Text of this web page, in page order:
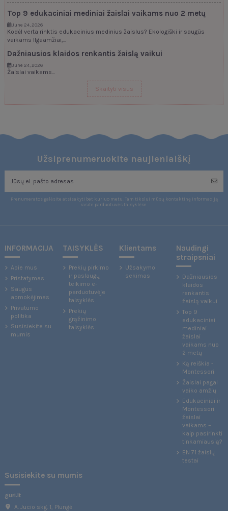
Top 9 edukaciniai mediniai žaislai vaikams nuo 2 metų
June 24, 2026
Kodėl verta rinktis edukacinius medinius žaislus? Ekologiški ir saugūs
vaikams Ilgaamžiai,...
Dažniausios klaidos renkantis žaislą vaikui
June 24, 2026
Žaislai vaikams...
Skaityti visus
Užsiprenumeruokite naujienlaiškį
Prenumeratos galėsite atsisakyti bet kuriuo metu. Tam tikslui mūsų kontaktinę informaciją
rasite parduotuvės taisyklėse.
INFORMACIJA
Apie mus
Pristatymas
Saugus
apmokėjimas
Privatumo
politika
Susisiekite su
mumis
TAISYKLĖS
Prekių pirkimo
ir paslaugų
teikimo e-
parduotuvėje
taisyklės
Prekių
grąžinimo
taisyklės
Klientams
Užsakymo
sekimas
Naudingi
straipsniai
Dažniausios
klaidos
renkantis
žaislą vaikui
Top 9
edukaciniai
mediniai
žaislai
vaikams nuo
2 metų
Ką reiškia -
Montessori
Žaislai pagal
vaiko amžių
Edukaciniai ir
Montessori
žaislai
vaikams –
kaip pasirinkti
tinkamiausią?
EN 71 žaislų
testai
Susisiekite su mumis
guri.lt
A. Jucio skg. 1, Plungė